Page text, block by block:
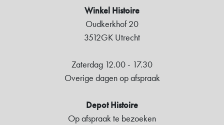
Winkel Histoire
Oudkerkhof 20
3512GK Utrecht
Zaterdag 12.00 - 17.30
Overige dagen op afspraak
Depot Histoire
Op afspraak te bezoeken